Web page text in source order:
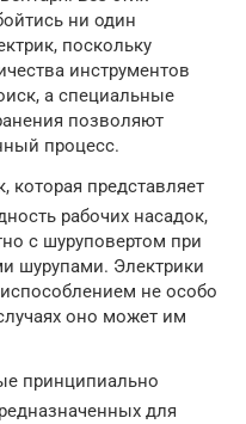
ни один
поскольку
инструментов
а специальные
позволяют
процесс.
которая представляет
рабочих насадок,
с шуруповертом при
шурупами. Электрики
не особо
оно может им
принципиально
для